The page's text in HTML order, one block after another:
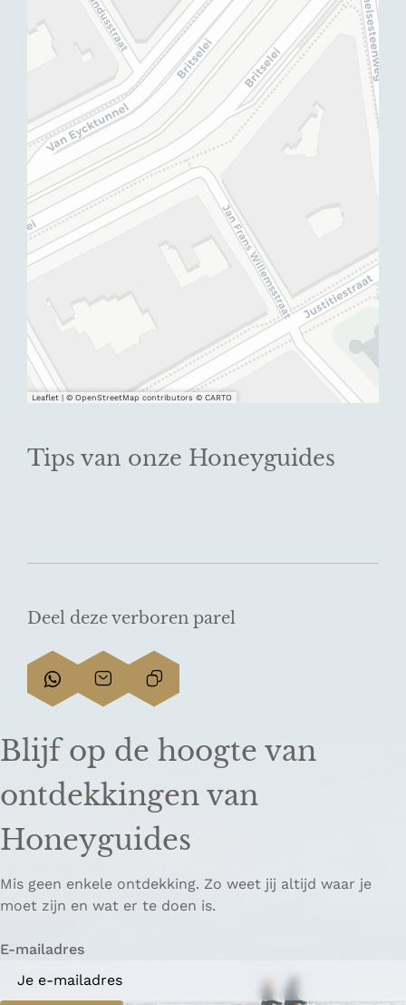
Tips van onze Honeyguides
Leaflet | © OpenStreetMap contributors © CARTO
Deel deze verboren parel
D
e
l
e
e
a
g
n
D
e
l
e
e
p
a
g
L
i
o
p
i
r
e
Blijf op de hoogte van
ontdekkingen van
Honeyguides
Mis geen enkele ontdekking. Zo weet jij altijd waar je
moet zijn en wat er te doen is.
E-mailadres